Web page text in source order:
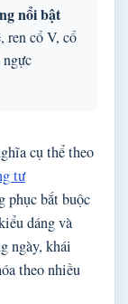
nổi bật
ren cổ V, cổ
ngực
cụ thể theo
tư
phục bắt buộc
dáng và
ngày, khái
theo nhiều